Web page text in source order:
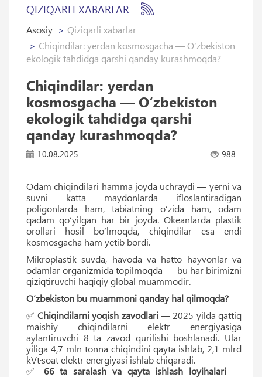
QIZIQARLI XABARLAR
Asosiy
Qiziqarli xabarlar
Chiqindilar: yerdan kosmosgacha — O‘zbekiston
ekologik tahdidga qarshi qanday kurashmoqda?
Chiqindilar: yerdan
kosmosgacha — O‘zbekiston
ekologik tahdidga qarshi
qanday kurashmoqda?
10.08.2025 988
Odam chiqindilari hamma joyda uchraydi — yerni va
suvni katta maydonlarda ifloslantiradigan
poligonlarda ham, tabiatning o‘zida ham, odam
qadam qo‘yilgan har bir joyda. Okeanlarda plastik
orollari hosil bo‘lmoqda, chiqindilar esa endi
kosmosgacha ham yetib bordi.
Mikroplastik suvda, havoda va hatto hayvonlar va
odamlar organizmida topilmoqda — bu har birimizni
qiziqtiruvchi haqiqiy global muammodir.
O‘zbekiston bu muammoni qanday hal qilmoqda?
✅ Chiqindilarni yoqish zavodlari— 2025 yilda qattiq
maishiy chiqindilarni elektr energiyasiga
aylantiruvchi 8 ta zavod qurilishi boshlanadi. Ular
yiliga 4,7 mln tonna chiqindini qayta ishlab, 2,1 mlrd
kVt·soat elektr energiyasi ishlab chiqaradi.
✅ 66 ta saralash va qayta ishlash loyihalari —